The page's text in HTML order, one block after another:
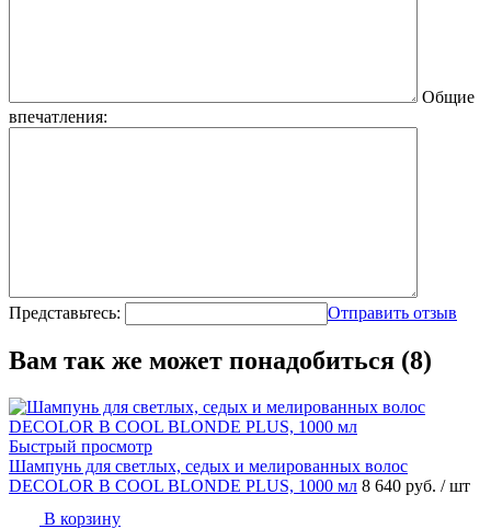
Общие
впечатления:
Представьтесь: Отправить отзыв
Вам так же может понадобиться (8)
Быстрый просмотр
Шампунь для светлых, седых и мелированных волос
DECOLOR B COOL BLONDE PLUS, 1000 мл 8 640 руб. / шт
В корзину